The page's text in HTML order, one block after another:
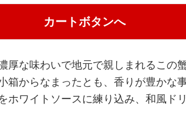
カートボタンへ
厚な味わいで地元で親しまれるこの
箱からなまったとも、香りが豊かな
ホワイトソースに練り込み、和風ド